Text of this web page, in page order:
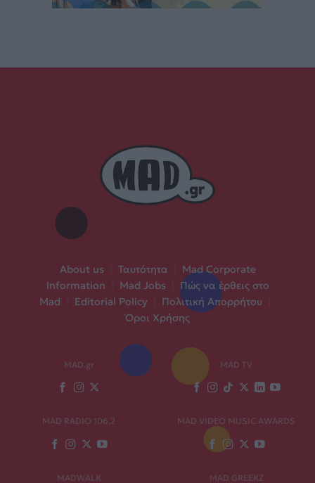
About us Ταυτότητα
Mad Corporate
Information
Mad Jobs
Πώς να έρθεις στο
Mad
Editorial Policy Πολιτική Απορρήτου
Όροι Χρήσης
MAD.gr MAD TV
MAD RADIO 106,2 MAD VIDEO MUSIC AWARDS
MADWALK MAD GREEKZ